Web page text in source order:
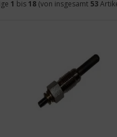
1 bis 18 (von insgesamt 53